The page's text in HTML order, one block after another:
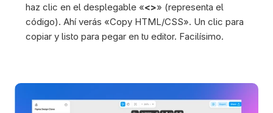
haz clic en el desplegable «<>» (representa el
código). Ahí verás «Copy HTML/CSS». Un clic para
copiar y listo para pegar en tu editor. Facilísimo.